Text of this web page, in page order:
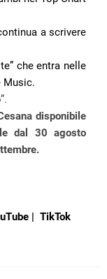
a scrivere
che entra nelle
Music.
disponibile
dal 30 agosto
| TikTok